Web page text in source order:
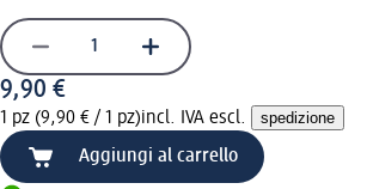
9,90 €
1 pz (9,90 € / 1 pz)incl. IVA escl. spedizione
Aggiungi al carrello